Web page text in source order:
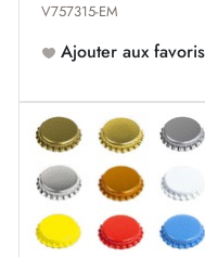
V757315-EM
Ajouter aux favoris